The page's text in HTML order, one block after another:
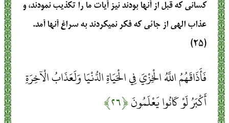
كساني كه قبل از آنها بودند نيز آيات ما را تكذيب نمودند، و
عذاب الهي از جائي كه فكر نمي‏كردند به سراغ آنها آمد.
(۲۵)
فَأَذَاقَهُمُ اللَّهُ الْخِزْيَ فِي الْحَيَاةِ الدُّنْيَا وَلَعَذَابُ الْآخِرَةِ
أَكْبَرُ لَوْ كَانُوا يَعْلَمُونَ﴿۲۶﴾